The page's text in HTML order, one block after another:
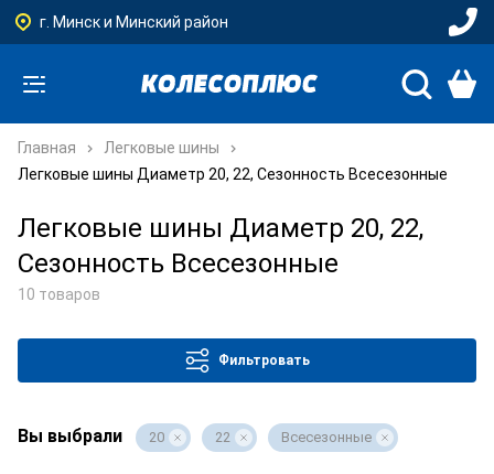
г. Минск и Минский район
Главная
Легковые шины
Легковые шины Диаметр 20, 22, Сезонность Всесезонные
Легковые шины Диаметр 20, 22,
Сезонность Всесезонные
10 товаров
Фильтровать
Вы выбрали 20 22 Всесезонные